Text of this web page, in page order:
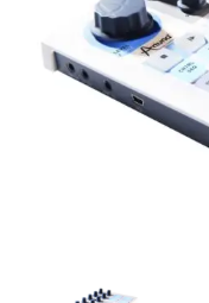
Per ottenere dettagli